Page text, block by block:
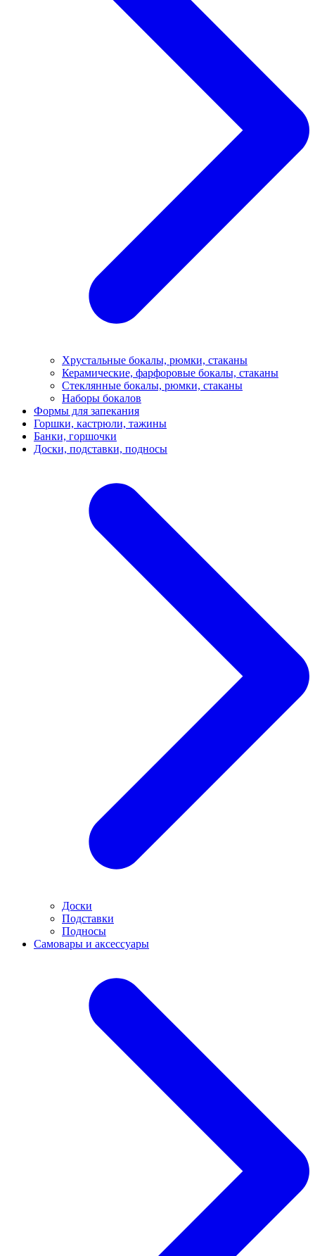
Хрустальные бокалы, рюмки, стаканы
Керамические, фарфоровые бокалы, стаканы
Стеклянные бокалы, рюмки, стаканы
Наборы бокалов
Формы для запекания
Горшки, кастрюли, тажины
Банки, горшочки
Доски, подставки, подносы
Доски
Подставки
Подносы
Самовары и аксессуары